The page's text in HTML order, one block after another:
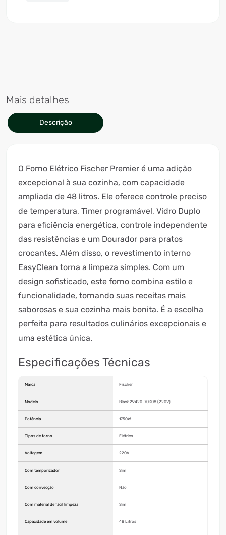
Mais detalhes
Descrição
O Forno Elétrico Fischer Premier é uma adição
excepcional à sua cozinha, com capacidade
ampliada de 48 litros. Ele oferece controle preciso
de temperatura, Timer programável, Vidro Duplo
para eficiência energética, controle independente
das resistências e um Dourador para pratos
crocantes. Além disso, o revestimento interno
EasyClean torna a limpeza simples. Com um
design sofisticado, este forno combina estilo e
funcionalidade, tornando suas receitas mais
saborosas e sua cozinha mais bonita. É a escolha
perfeita para resultados culinários excepcionais e
uma estética única.
Especificações Técnicas
Marca Fischer
Modelo Black 29420-70308 (220V)
Potência 1750W
Tipos de forno Elétrico
Voltagem 220V
Com temporizador Sim
Com convecção Não
Com material de fácil limpeza Sim
Capacidade em volume 48 Litros